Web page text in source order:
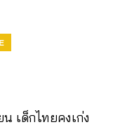
เด็กไทยคงเก่ง